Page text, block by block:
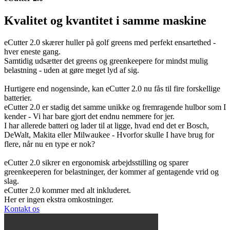
Kvalitet og kvantitet i samme maskine
eCutter 2.0 skærer huller på golf greens med perfekt ensartethed -
hver eneste gang.
Samtidig udsætter det greens og greenkeepere for mindst mulig
belastning - uden at gøre meget lyd af sig.
Hurtigere end nogensinde, kan eCutter 2.0 nu fås til fire forskellige
batterier.
eCutter 2.0 er stadig det samme unikke og fremragende hulbor som I
kender - Vi har bare gjort det endnu nemmere for jer.
I har allerede batteri og lader til at ligge, hvad end det er Bosch,
DeWalt, Makita eller Milwaukee - Hvorfor skulle I have brug for
flere, når nu en type er nok?
eCutter 2.0 sikrer en ergonomisk arbejdsstilling og sparer
greenkeeperen for belastninger, der kommer af gentagende vrid og
slag.
eCutter 2.0 kommer med alt inkluderet.
Her er ingen ekstra omkostninger.
Kontakt os